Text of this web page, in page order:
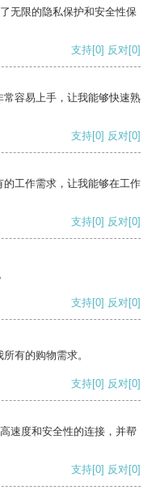
无限的隐私保护和安全性保
支持[0] 反对[0]
容易上手，让我能够快速熟
支持[0] 反对[0]
工作需求，让我能够在工作
支持[0] 反对[0]
支持[0] 反对[0]
有的购物需求。
支持[0] 反对[0]
速度和安全性的连接，并帮
支持[0] 反对[0]